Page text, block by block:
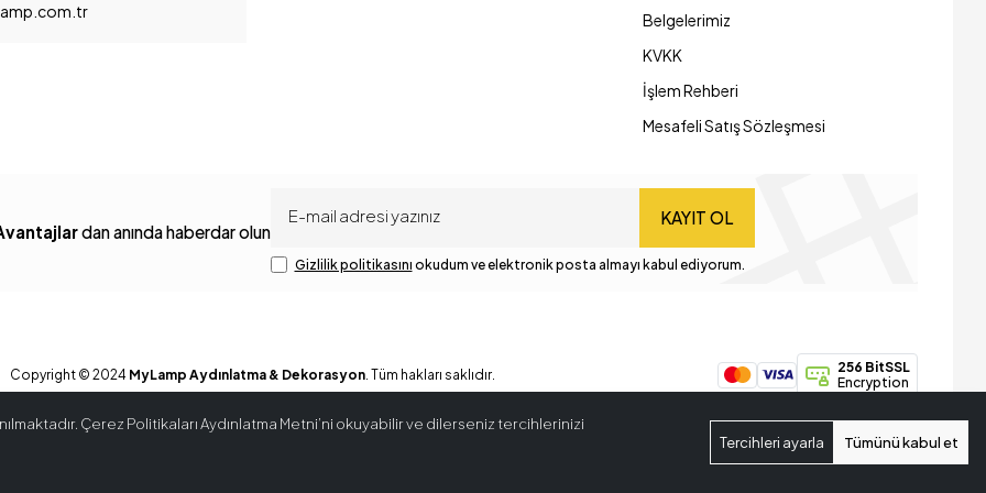
Belgelerimiz
KVKK
İşlem Rehberi
Mesafeli Satış Sözleşmesi
dan anında haberdar olun
KAYIT OL
Gizlilik politikasını okudum ve elektronik posta almayı kabul ediyorum.
Copyright © 2024 MyLamp Aydınlatma & Dekorasyon. Tüm hakları saklıdır.
256 BitSSL
Encryption
Çerez Politikaları Aydınlatma Metni’ni okuyabilir ve dilerseniz tercihlerinizi
Tercihleri ayarla
Tümünü kabul et